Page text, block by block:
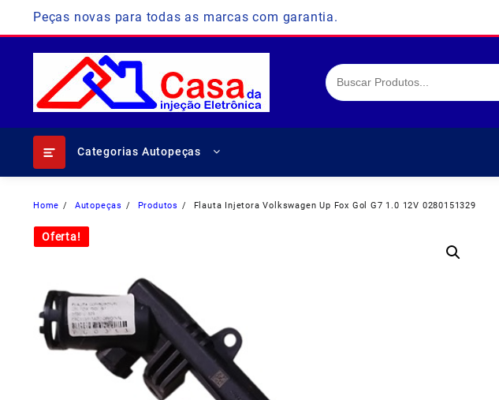
content
Peças novas para todas as marcas com garantia.
Categorias Autopeças
Home Autopeças Produtos Flauta Injetora Volkswagen Up Fox Gol G7 1.0 12V 0280151329
Oferta!
Oferta!